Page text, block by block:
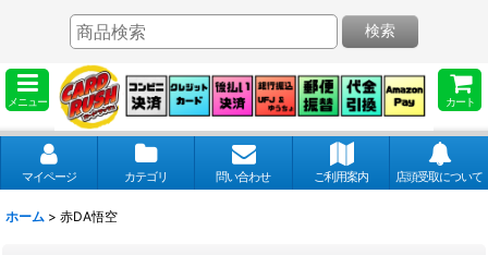
メニュー カート
検索
マイページ カテゴリ 問い合わせ ご利用案内 店頭受取について
ホーム > 赤DA悟空